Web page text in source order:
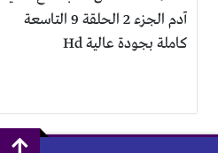
آدم الجزء 2 الحلقة 9 التاسعة
كاملة بجودة عالية Hd